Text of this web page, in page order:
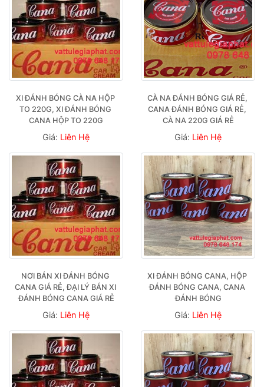
XI ĐÁNH BÓNG CÀ NA HỘP
TO 220G, XI ĐÁNH BÓNG
CANA HỘP TO 220G
Giá: Liên Hệ
CÀ NA ĐÁNH BÓNG GIÁ RẺ,
CANA ĐÁNH BÓNG GIÁ RẺ,
CÀ NA 220G GIÁ RẺ
Giá: Liên Hệ
NƠI BÁN XI ĐÁNH BÓNG
CANA GIÁ RẺ, ĐẠI LÝ BÁN XI
ĐÁNH BÓNG CANA GIÁ RẺ
Giá: Liên Hệ
XI ĐÁNH BÓNG CANA, HỘP
ĐÁNH BÓNG CANA, CANA
ĐÁNH BÓNG
Giá: Liên Hệ